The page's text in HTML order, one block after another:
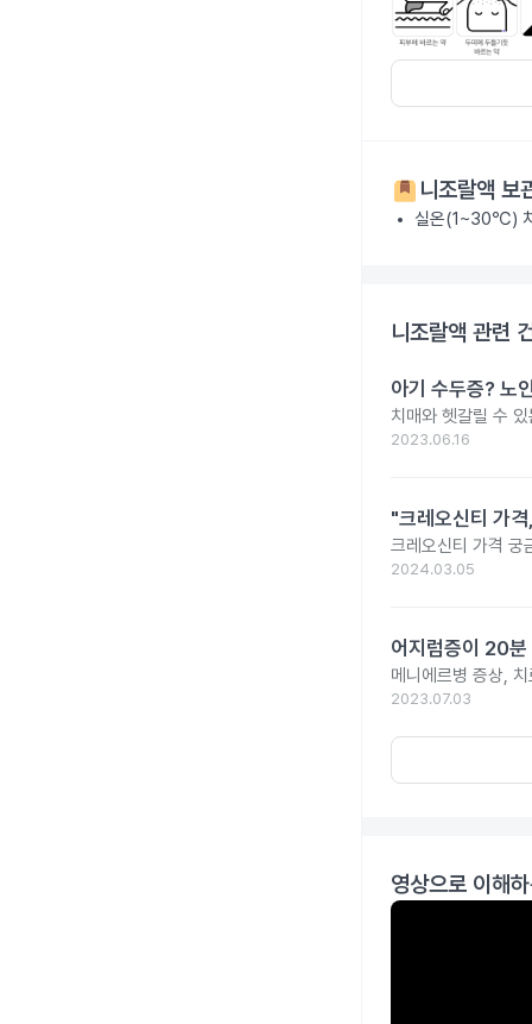
니조랄액 보
실온(1~30℃)
니조랄액 관련
아기 수두증? 노
치매와 헷갈릴 수
2023.06.16
"크레오신티 가
크레오신티 가격 궁
2024.03.05
어지럼증이 20분
메니에르병 증상,
2023.07.03
영상으로 이해